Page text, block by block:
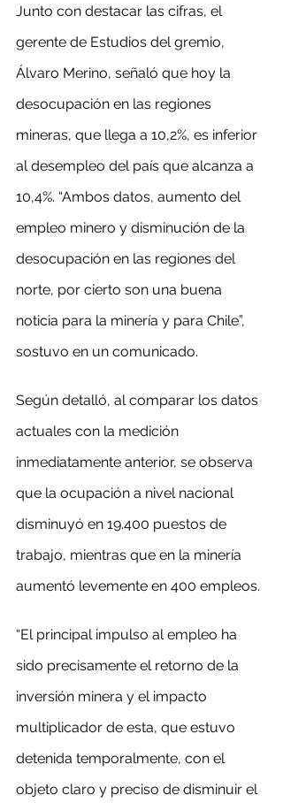
Junto con destacar las cifras, el
gerente de Estudios del gremio,
Álvaro Merino, señaló que hoy la
desocupación en las regiones
mineras, que llega a 10,2%, es inferior
al desempleo del país que alcanza a
10,4%. “Ambos datos, aumento del
empleo minero y disminución de la
desocupación en las regiones del
norte, por cierto son una buena
noticia para la minería y para Chile”,
sostuvo en un comunicado.
Según detalló, al comparar los datos
actuales con la medición
inmediatamente anterior, se observa
que la ocupación a nivel nacional
disminuyó en 19.400 puestos de
trabajo, mientras que en la minería
aumentó levemente en 400 empleos.
“El principal impulso al empleo ha
sido precisamente el retorno de la
inversión minera y el impacto
multiplicador de esta, que estuvo
detenida temporalmente, con el
objeto claro y preciso de disminuir el